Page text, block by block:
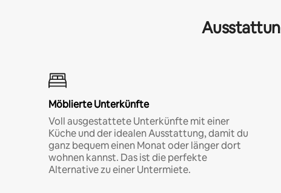
Möblierte Unterkünfte
Voll ausgestattete Unterkünfte mit einer
Küche und der idealen Ausstattung, damit du
ganz bequem einen Monat oder länger dort
wohnen kannst. Das ist die perfekte
Alternative zu einer Untermiete.